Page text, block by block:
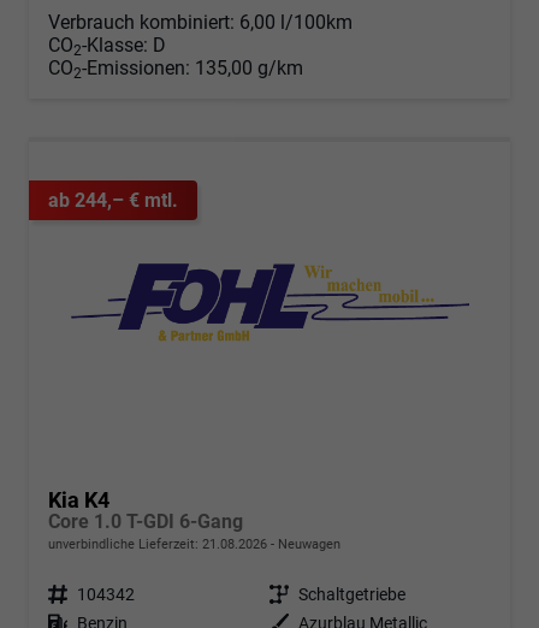
Verbrauch kombiniert: 6,00 l/100km
CO2-Klasse: D
CO2-Emissionen: 135,00 g/km
ab 244,– € mtl.
Kia K4
Core 1.0 T-GDI 6-Gang
unverbindliche Lieferzeit: 21.08.2026 Neuwagen
Fahrzeugnr. 104342 Getriebe Schaltgetriebe
Kraftstoff Benzin Außenfarbe Azurblau Metallic